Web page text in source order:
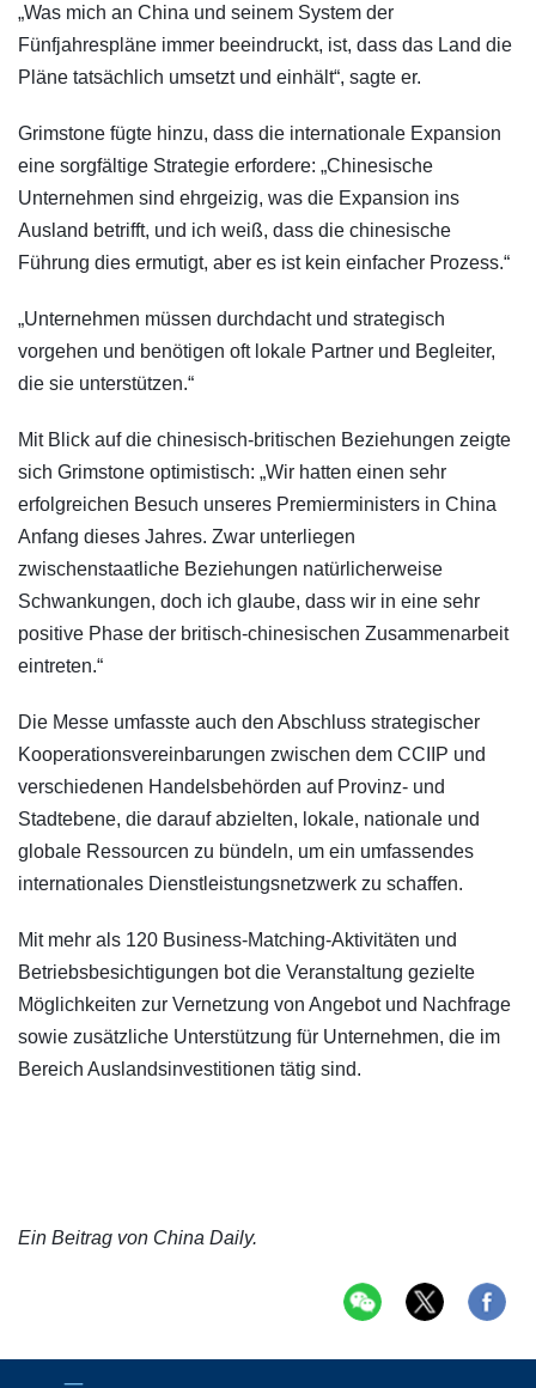
„Was mich an China und seinem System der
Fünfjahrespläne immer beeindruckt, ist, dass das Land die
Pläne tatsächlich umsetzt und einhält“, sagte er.
Grimstone fügte hinzu, dass die internationale Expansion
eine sorgfältige Strategie erfordere: „Chinesische
Unternehmen sind ehrgeizig, was die Expansion ins
Ausland betrifft, und ich weiß, dass die chinesische
Führung dies ermutigt, aber es ist kein einfacher Prozess.“
„Unternehmen müssen durchdacht und strategisch
vorgehen und benötigen oft lokale Partner und Begleiter,
die sie unterstützen.“
Mit Blick auf die chinesisch-britischen Beziehungen zeigte
sich Grimstone optimistisch: „Wir hatten einen sehr
erfolgreichen Besuch unseres Premierministers in China
Anfang dieses Jahres. Zwar unterliegen
zwischenstaatliche Beziehungen natürlicherweise
Schwankungen, doch ich glaube, dass wir in eine sehr
positive Phase der britisch-chinesischen Zusammenarbeit
eintreten.“
Die Messe umfasste auch den Abschluss strategischer
Kooperationsvereinbarungen zwischen dem CCIIP und
verschiedenen Handelsbehörden auf Provinz- und
Stadtebene, die darauf abzielten, lokale, nationale und
globale Ressourcen zu bündeln, um ein umfassendes
internationales Dienstleistungsnetzwerk zu schaffen.
Mit mehr als 120 Business-Matching-Aktivitäten und
Betriebsbesichtigungen bot die Veranstaltung gezielte
Möglichkeiten zur Vernetzung von Angebot und Nachfrage
sowie zusätzliche Unterstützung für Unternehmen, die im
Bereich Auslandsinvestitionen tätig sind.
Ein Beitrag von China Daily.